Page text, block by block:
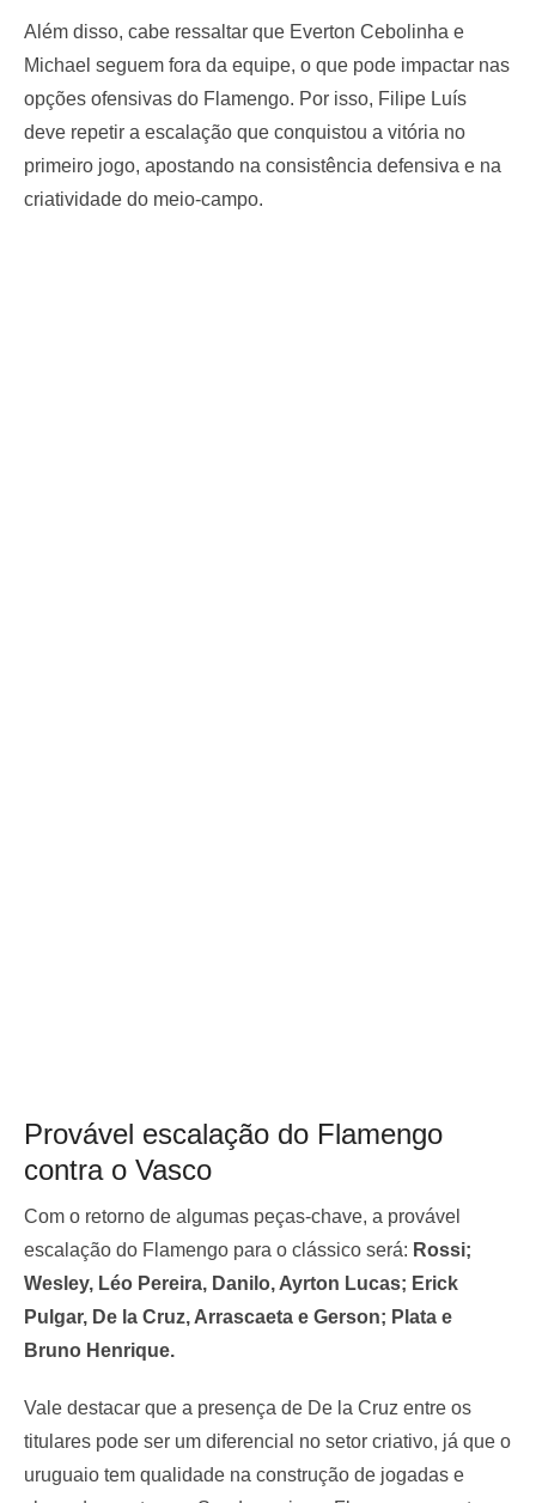
Além disso, cabe ressaltar que Everton Cebolinha e
Michael seguem fora da equipe, o que pode impactar nas
opções ofensivas do Flamengo. Por isso, Filipe Luís
deve repetir a escalação que conquistou a vitória no
primeiro jogo, apostando na consistência defensiva e na
criatividade do meio-campo.
Provável escalação do Flamengo
contra o Vasco
Com o retorno de algumas peças-chave, a provável
escalação do Flamengo para o clássico será: Rossi;
Wesley, Léo Pereira, Danilo, Ayrton Lucas; Erick
Pulgar, De la Cruz, Arrascaeta e Gerson; Plata e
Bruno Henrique.
Vale destacar que a presença de De la Cruz entre os
titulares pode ser um diferencial no setor criativo, já que o
uruguaio tem qualidade na construção de jogadas e